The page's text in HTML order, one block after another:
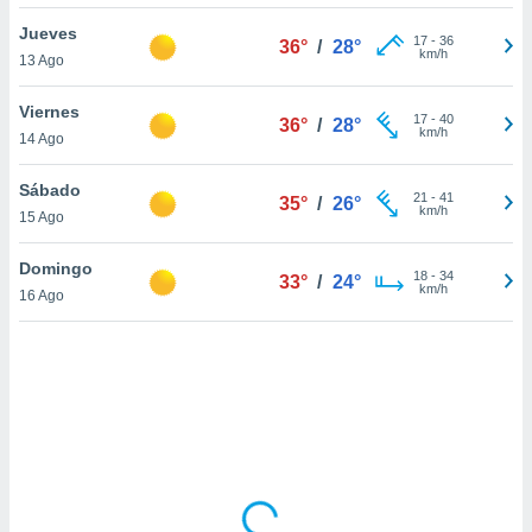
de
sitio
de que
sean
para
ni para
Jueves
13 Ago
36° / 28° 17- 36
km/h
Viernes
14 Ago
36° / 28° 17- 40
km/h
Sábado
15 Ago
35° / 26° 21 - 41
km/h
Domingo
16 Ago
33° / 24° 18- 34
km/h